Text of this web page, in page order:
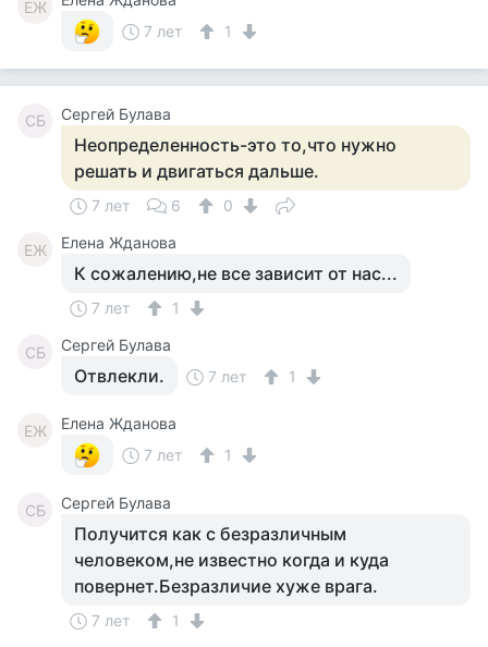
ЕЖ
7 лет
1
СБ Сергей Булава
Неопределенность-это то,что нужно
решать и двигаться дальше.
7 лет 6 0
ЕЖ Елена Жданова
К сожалению,не все зависит от нас...
7 лет 1
СБ Сергей Булава
Отвлекли. 7 лет 1
ЕЖ
Елена Жданова
7 лет
1
СБ Сергей Булава
Получится как с безразличным
человеком,не известно когда и куда
повернет.Безразличие хуже врага.
7 лет 1